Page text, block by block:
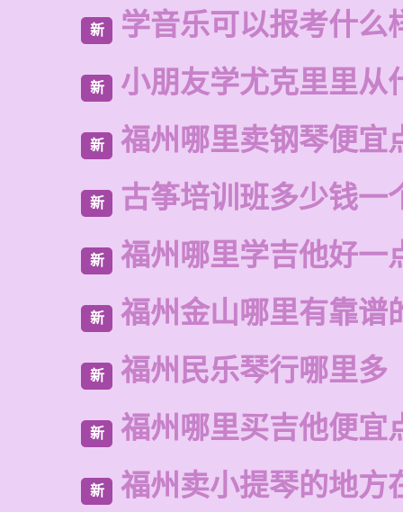
新 学音乐可以报考什么
新 小朋友学尤克里里从
新 福州哪里卖钢琴便宜
新 古筝培训班多少钱一
新 福州哪里学吉他好一
新 福州金山哪里有靠谱
新 福州民乐琴行哪里多
新 福州哪里买吉他便宜
新 福州卖小提琴的地方